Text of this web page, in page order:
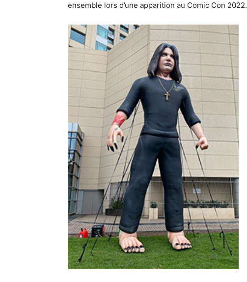
ensemble lors d’une apparition au Comic Con 2022.